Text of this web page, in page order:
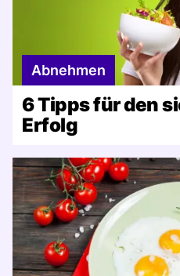
Abnehmen
6 Tipps für den
Erfolg